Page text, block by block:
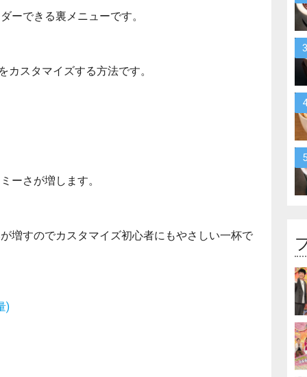
ーできる裏メニューです。
スタマイズする方法です。
ーさが増します。
増すのでカスタマイズ初心者にもやさしい一杯で
)